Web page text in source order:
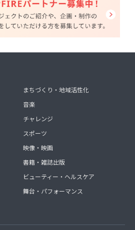
まちづくり・地域活性化
音楽
チャレンジ
スポーツ
映像・映画
書籍・雑誌出版
ビューティー・ヘルスケア
舞台・パフォーマンス